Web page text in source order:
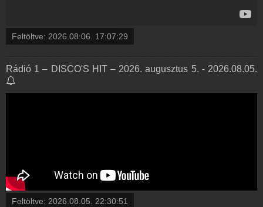
Feltöltve: 2026.08.06. 17:07:29
Rádió 1 – DISCO'S HIT – 2026. augusztus 5. - 2026.08.05.
Feltöltve: 2026.08.05. 22:30:51